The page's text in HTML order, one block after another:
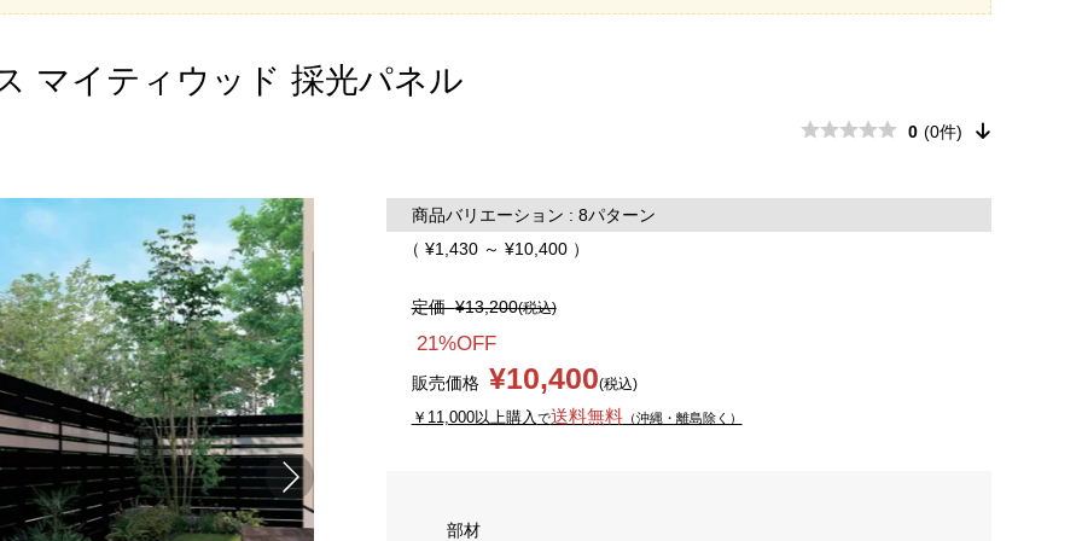
マイティウッド 採光パネル
0 (0件)
商品バリエーション : 8パターン
（ ¥1,430 ～ ¥10,400 ）
定価¥13,200(税込)
21%OFF
販売価格 ¥10,400(税込)
￥11,000以上購入で送料無料（沖縄・離島除く）
部材